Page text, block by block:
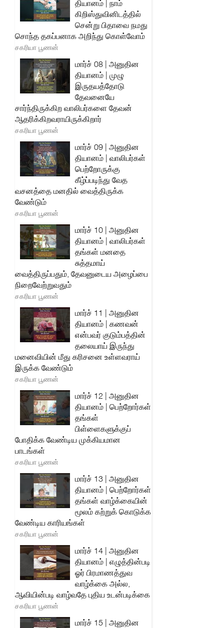
தியானம் | நாம்
கிறிஸ்துவினிடத்தில்
சென்று பிதாவை நமது
சொந்த தகப்பனாக அறிந்து கொள்வோம்
சகரியா பூணன்
மார்ச் 08 | அனுதின
தியானம் | முழு
இருதயத்தோடு
தேவனையே
சார்ந்திருக்கிற வாலிபர்களை தேவன்
ஆதரிக்கிறவராயிருக்கிறார்
சகரியா பூணன்
மார்ச் 09 | அனுதின
தியானம் | வாலிபர்கள்
பெற்றோருக்கு
கீழ்ப்படிந்து வேத
வசனத்தை மனதில் வைத்திருக்க
வேண்டும்
சகரியா பூணன்
மார்ச் 10 | அனுதின
தியானம் | வாலிபர்கள்
தங்கள் மனதை
சுத்தமாய்
வைத்திருப்பதும், தேவனுடைய அழைப்பை
நிறைவேற்றுவதும்
சகரியா பூணன்
மார்ச் 11 | அனுதின
தியானம் | கணவன்
என்பவர் குடும்பத்தின்
தலையாய் இருந்து
மனைவியின் மீது கரிசனை உள்ளவராய்
இருக்க வேண்டும்
சகரியா பூணன்
மார்ச் 12 | அனுதின
தியானம் | பெற்றோர்கள்
தங்கள்
பிள்ளைகளுக்குப்
போதிக்க வேண்டிய முக்கியமான
பாடங்கள்
சகரியா பூணன்
மார்ச் 13 | அனுதின
தியானம் | பெற்றோர்கள்
தங்கள் வாழ்க்கையின்
மூலம் கற்றுக் கொடுக்க
வேண்டிய காரியங்கள்
சகரியா பூணன்
மார்ச் 14 | அனுதின
தியானம் | எழுத்தின்படி
ஓர் பிரமாணத்துவ
வாழ்க்கை அல்ல,
ஆவியின்படி வாழ்வதே புதிய உடன்படிக்கை
சகரியா பூணன்
மார்ச் 15 | அனுதின